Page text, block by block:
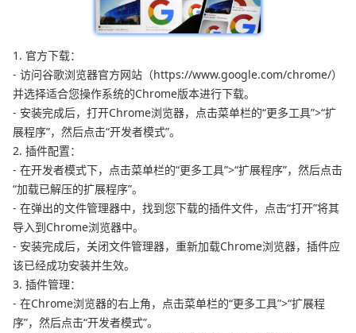
1. 官方下载：
- 访问谷歌浏览器官方网站（https://www.google.com/chrome/）
并选择适合您操作系统的Chrome版本进行下载。
- 安装完成后，打开Chrome浏览器，点击菜单栏的“更多工具”>“扩
展程序”，然后点击“开发者模式”。
2. 插件配置：
- 在开发者模式下，点击菜单栏的“更多工具”>“扩展程序”，然后点击
“加载已解压的扩展程序”。
- 在弹出的文件管理器中，找到您下载的插件文件，点击“打开”将其
导入到Chrome浏览器中。
- 安装完成后，关闭文件管理器，重新加载Chrome浏览器，插件应
该已经成功安装并生效。
3. 插件管理：
- 在Chrome浏览器的右上角，点击菜单栏的“更多工具”>“扩展程
序”，然后点击“开发者模式”。